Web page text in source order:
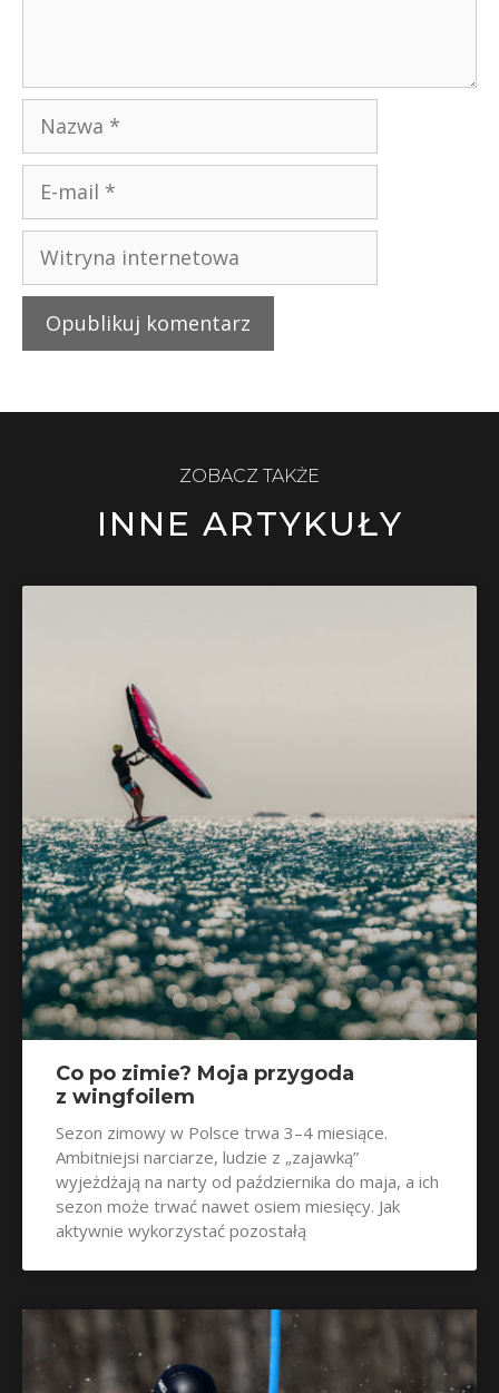
ZOBACZ TAKŻE
INNE ARTYKUŁY
Co po zimie? Moja przygoda
z wingfoilem
Sezon zimowy w Polsce trwa 3–4 miesiące.
Ambitniejsi narciarze, ludzie z „zajawką”
wyjeżdżają na narty od października do maja, a ich
sezon może trwać nawet osiem miesięcy. Jak
aktywnie wykorzystać pozostałą